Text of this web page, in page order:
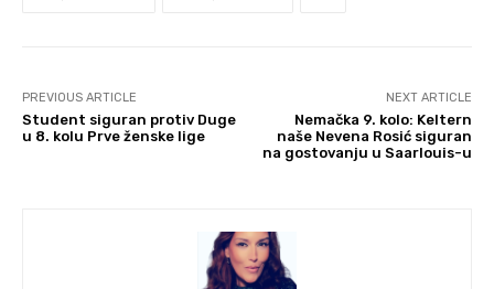
PREVIOUS ARTICLE
Student siguran protiv Duge
u 8. kolu Prve ženske lige
NEXT ARTICLE
Nemačka 9. kolo: Keltern
naše Nevena Rosić siguran
na gostovanju u Saarlouis-u